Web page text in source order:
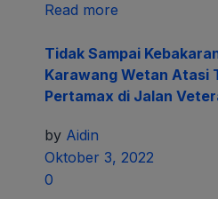
Read more
Tidak Sampai
Karawang Wetan Atasi
Pertamax di Jalan
by Aidin
Oktober 3, 2022
0